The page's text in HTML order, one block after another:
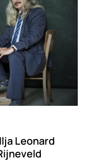
Leonard